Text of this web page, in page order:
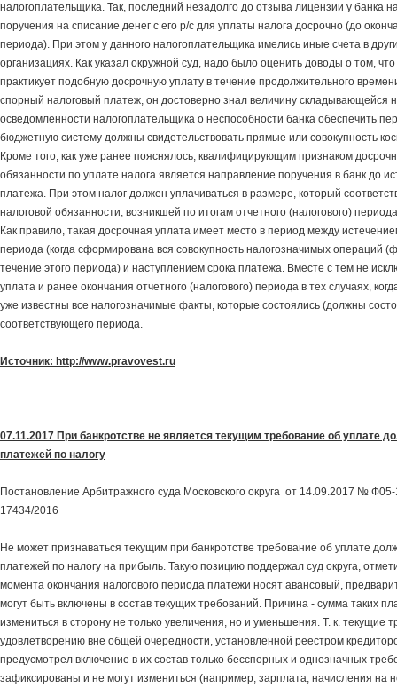
налогоплательщика. Так, последний незадолго до отзыва лицензии у банка
поручения на списание денег с его р/с для уплаты налога досрочно (до
периода). При этом у данного налогоплательщика имелись иные счета в
организациях. Как указал окружной суд, надо было оценить доводы о том,
практикует подобную досрочную уплату в течение продолжительного
спорный налоговый платеж, он достоверно знал величину складывающейся
осведомленности налогоплательщика о неспособности банка обеспечить
бюджетную систему должны свидетельствовать прямые или совокупность
Кроме того, как уже ранее пояснялось, квалифицирующим признаком
обязанности по уплате налога является направление поручения в банк до
платежа. При этом налог должен уплачиваться в размере, который
налоговой обязанности, возникшей по итогам отчетного (налогового)
Как правило, такая досрочная уплата имеет место в период между
периода (когда сформирована вся совокупность налогозначимых операций
течение этого периода) и наступлением срока платежа. Вместе с тем не
уплата и ранее окончания отчетного (налогового) периода в тех случаях,
уже известны все налогозначимые факты, которые состоялись (должны
соответствующего периода.
Источник: http://www.pravovest.ru
07.11.2017 При банкротстве не является текущим требование об уплате
платежей по налогу
Постановление Арбитражного суда Московского округа от 14.09.2017 №
17434/2016
Не может признаваться текущим при банкротстве требование об уплате
платежей по налогу на прибыль. Такую позицию поддержал суд округа,
момента окончания налогового периода платежи носят авансовый,
могут быть включены в состав текущих требований. Причина - сумма таких
измениться в сторону не только увеличения, но и уменьшения. Т. к. текущие
удовлетворению вне общей очередности, установленной реестром
предусмотрел включение в их состав только бесспорных и однозначных
зафиксированы и не могут измениться (например, зарплата, начисления на